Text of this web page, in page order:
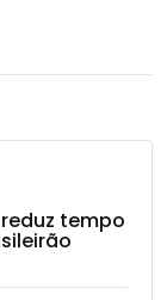
tempo